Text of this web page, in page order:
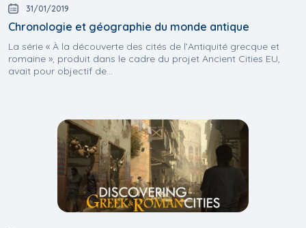
31/01/2019
Chronologie et géographie du monde antique
La série « À la découverte des cités de l’Antiquité grecque et
romaine », produit dans le cadre du projet Ancient Cities EU,
avait pour objectif de...